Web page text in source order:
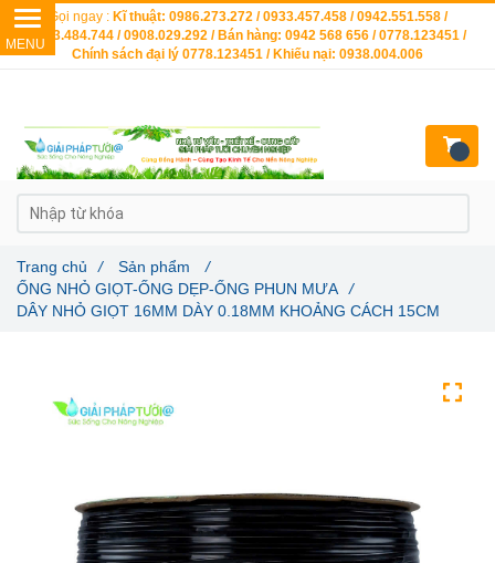
Trang chủ / Sản phẩm
/
ỐNG NHỎ GIỌT-ỐNG DẸP-ỐNG PHUN MƯA
/
DÂY NHỎ GIỌT 16MM DÀY 0.18MM KHOẢNG CÁCH 15CM
Gọi ngay : Kĩ thuật: 0986.273.272 / 0933.457.458 / 0942.551.558 /
0903.484.744 / 0908.029.292 / Bán hàng: 0942 568 656 / 0778.123451 /
Chính sách đại lý 0778.123451 / Khiếu nại: 0938.004.006